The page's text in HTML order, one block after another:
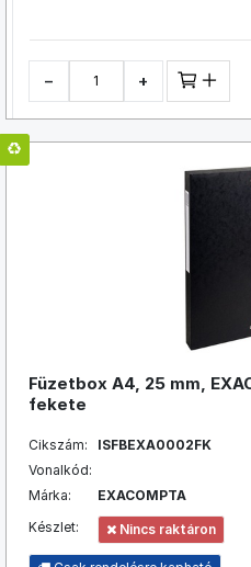
− +
Füzetbox A4, 25 mm,
fekete
Cikszám:
ISFBEXA0002FK
Vonalkód:
Márka:
EXACOMPTA
Készlet:
Nincs raktáron